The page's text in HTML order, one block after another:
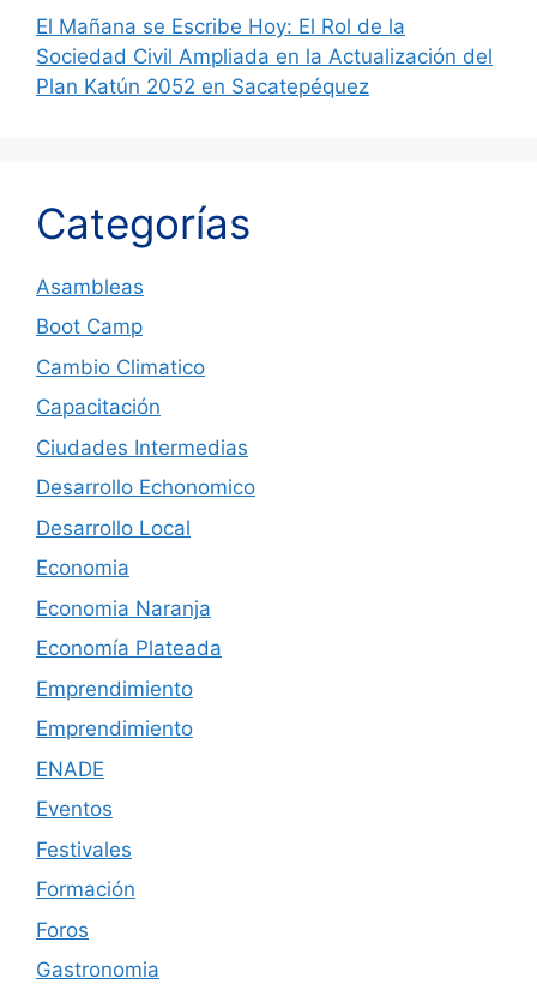
El Mañana se Escribe Hoy: El Rol de la
Sociedad Civil Ampliada en la Actualización del
Plan Katún 2052 en Sacatepéquez
Categorías
Asambleas
Boot Camp
Cambio Climatico
Capacitación
Ciudades Intermedias
Desarrollo Echonomico
Desarrollo Local
Economia
Economia Naranja
Economía Plateada
Emprendimiento
Emprendimiento
ENADE
Eventos
Festivales
Formación
Foros
Gastronomia